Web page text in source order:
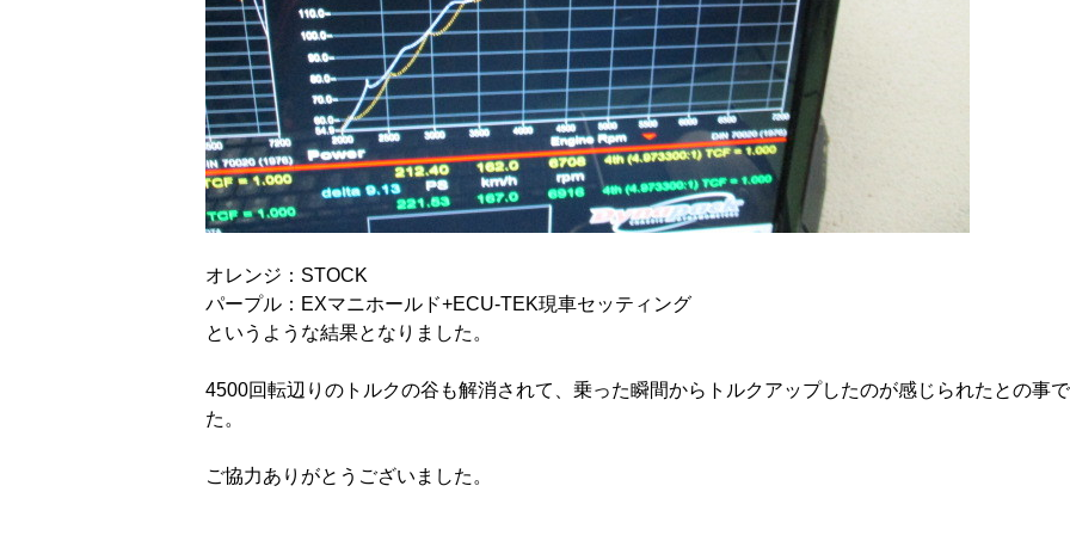
オレンジ：STOCK
パープル：EXマニホールド+ECU-TEK現車セッティング
というような結果となりました。
4500回転辺りのトルクの谷も解消されて、乗った瞬間からトルクアップしたのが感じられたとの事
た。
ご協力ありがとうございました。